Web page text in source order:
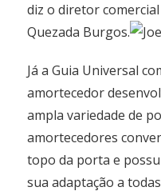
diz o diretor comercial
Quezada Burgos.
Já a Guia Universal
amortecedor
ampla variedade de
amortecedores
topo da porta e
sua adaptação a